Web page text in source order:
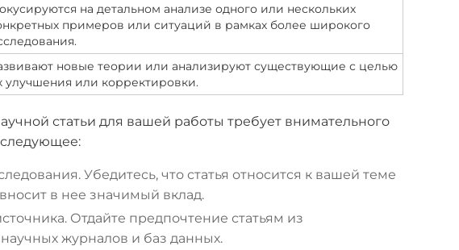
на детальном анализе одного или нескольких
примеров или ситуаций в рамках более широкого
новые теории или анализируют существующие с целью
улучшения или корректировки.
статьи для вашей работы требует внимательного
следующее:
Убедитесь, что статья относится к вашей теме
в нее значимый вклад.
Отдайте предпочтение статьям из
журналов и баз данных.